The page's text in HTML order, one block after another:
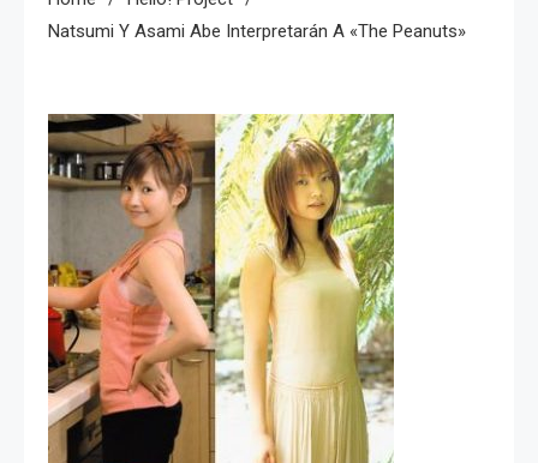
Natsumi Y Asami Abe Interpretarán A «The Peanuts»